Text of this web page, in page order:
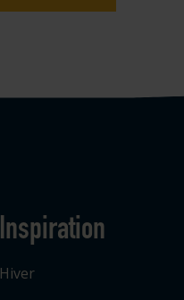
Inspiration
Hiver